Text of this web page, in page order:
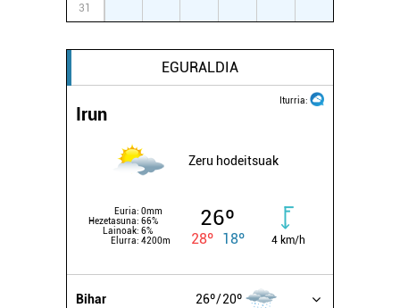
31
EGURALDIA
Iturria:
Irun
Zeru hodeitsuak
Euria: 0mm
Hezetasuna: 66%
Lainoak: 6%
Elurra: 4200m
26º
28º 18º 4 km/h
Bihar 26º 20º